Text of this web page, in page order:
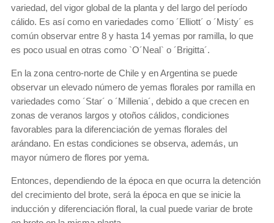
variedad, del vigor global de la planta y del largo del período
cálido. Es así como en variedades como ´Elliott´ o ´Misty´ es
común observar entre 8 y hasta 14 yemas por ramilla, lo que
es poco usual en otras como `O´Neal` o ´Brigitta´.
En la zona centro-norte de Chile y en Argentina se puede
observar un elevado número de yemas florales por ramilla en
variedades como ´Star´ o ´Millenia´, debido a que crecen en
zonas de veranos largos y otoños cálidos, condiciones
favorables para la diferenciación de yemas florales del
arándano. En estas condiciones se observa, además, un
mayor número de flores por yema.
Entonces, dependiendo de la época en que ocurra la detención
del crecimiento del brote, será la época en que se inicie la
inducción y diferenciación floral, la cual puede variar de brote